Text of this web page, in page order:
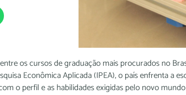
os cursos de graduação mais procurados no
Econômica Aplicada (IPEA), o país enfrenta a
o perfil e as habilidades exigidas pelo novo